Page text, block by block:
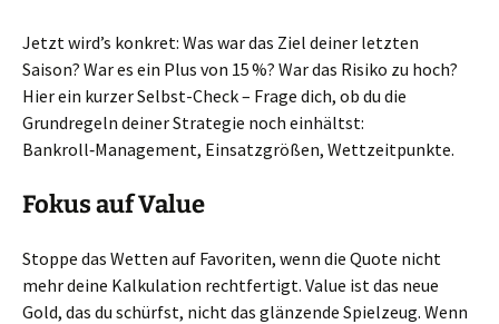
Jetzt wird’s konkret: Was war das Ziel deiner letzten
Saison? War es ein Plus von 15 %? War das Risiko zu hoch?
Hier ein kurzer Selbst-Check – Frage dich, ob du die
Grundregeln deiner Strategie noch einhältst:
Bankroll‑Management, Einsatzgrößen, Wettzeitpunkte.
Fokus auf Value
Stoppe das Wetten auf Favoriten, wenn die Quote nicht
mehr deine Kalkulation rechtfertigt. Value ist das neue
Gold, das du schürfst, nicht das glänzende Spielzeug. Wenn